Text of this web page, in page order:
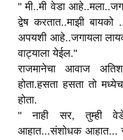
" मी..मी वेडा
द्वेष करतात..माझी
अपयशी आहे..जगायला
वाट्याला येईल."
राजमानेचा आवाज
होता.हसता हसता तो
होता.
" नाही सर, तुम्ही वेडे
आहात...संशोधक आहात...